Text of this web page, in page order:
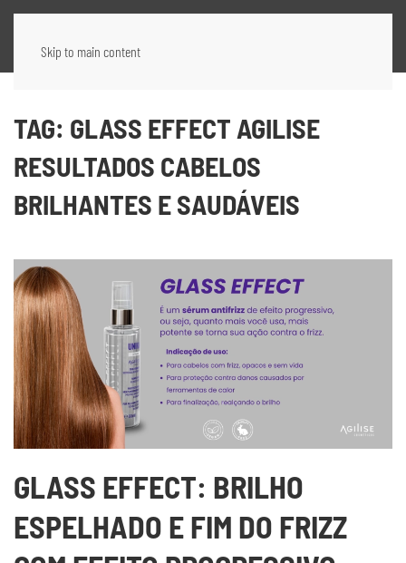
Skip to main content
TAG: GLASS EFFECT AGILISE
RESULTADOS CABELOS
BRILHANTES E SAUDÁVEIS
GLASS EFFECT: BRILHO
ESPELHADO E FIM DO FRIZZ